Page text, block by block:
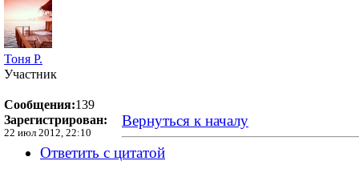
Тоня Р.
Участник
Сообщения:139
Зарегистрирован:
22 июл 2012, 22:10
Вернуться к началу
Ответить с цитатой